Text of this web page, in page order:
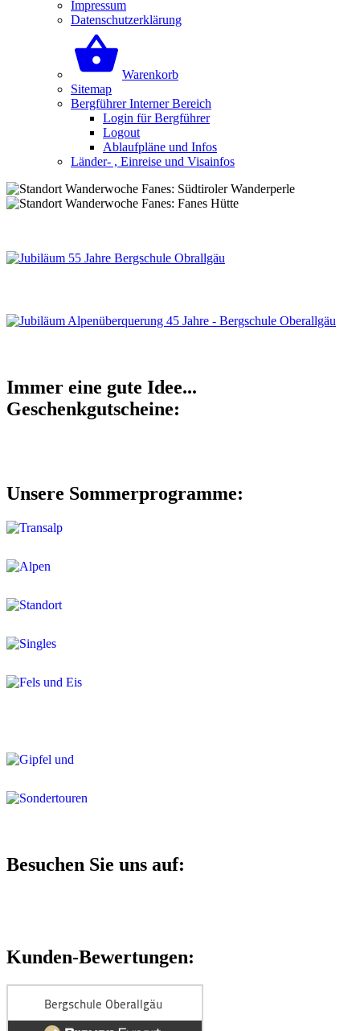
Impressum
Datenschutzerklärung
Warenkorb
Sitemap
Bergführer Interner Bereich
Login für Bergführer
Logout
Ablaufpläne und Infos
Länder- , Einreise und Visainfos
Immer eine gute Idee...
Geschenkgutscheine:
Unsere Sommerprogramme:
Besuchen Sie uns auf:
Kunden-Bewertungen: